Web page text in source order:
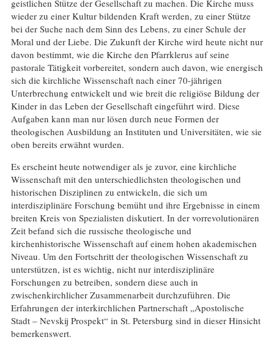
geistlichen Stütze der Gesellschaft zu machen. Die Kirche muss
wieder zu einer Kultur bildenden Kraft werden, zu einer Stütze
bei der Suche nach dem Sinn des Lebens, zu einer Schule der
Moral und der Liebe. Die Zukunft der Kirche wird heute nicht nur
davon bestimmt, wie die Kirche den Pfarrklerus auf seine
pastorale Tätigkeit vorbereitet, sondern auch davon, wie energisch
sich die kirchliche Wissenschaft nach einer 70-jährigen
Unterbrechung entwickelt und wie breit die religiöse Bildung der
Kinder in das Leben der Gesellschaft eingeführt wird. Diese
Aufgaben kann man nur lösen durch neue Formen der
theologischen Ausbildung an Instituten und Universitäten, wie sie
oben bereits erwähnt wurden.
Es erscheint heute notwendiger als je zuvor, eine kirchliche
Wissenschaft mit den unterschiedlichsten theologischen und
historischen Disziplinen zu entwickeln, die sich um
interdisziplinäre Forschung bemüht und ihre Ergebnisse in einem
breiten Kreis von Spezialisten diskutiert. In der vorrevolutionären
Zeit befand sich die russische theologische und
kirchenhistorische Wissenschaft auf einem hohen akademischen
Niveau. Um den Fortschritt der theologischen Wissenschaft zu
unterstützen, ist es wichtig, nicht nur interdisziplinäre
Forschungen zu betreiben, sondern diese auch in
zwischenkirchlicher Zusammenarbeit durchzuführen. Die
Erfahrungen der interkirchlichen Partnerschaft „Apostolische
Stadt – Nevskij Prospekt“ in St. Petersburg sind in dieser Hinsicht
bemerkenswert.